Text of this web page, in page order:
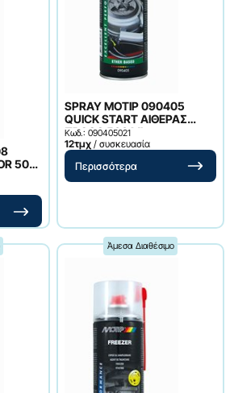
500
SPRAY ΜΟΤΙΡ 090405
QUICK START ΑΙΘΕΡΑΣ
ΠΡΟΩΘ 500 ML
Κωδ.: 090405021
12τμχ / συσκευασία
Περισσότερα
Άμεσα Διαθέσιμο